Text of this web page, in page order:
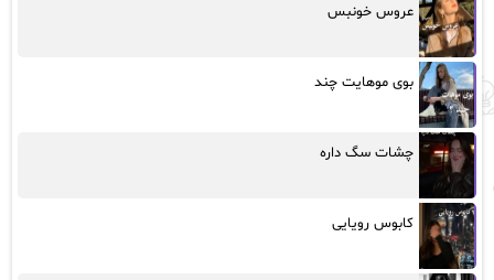
عروس خونبس
بوی موهایت چند
چشات سگ داره
کابوس رویایی